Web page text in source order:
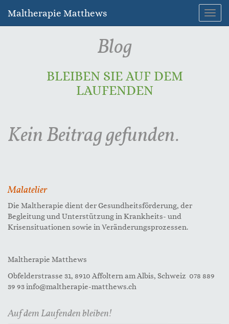
Maltherapie Matthews
Blog
BLEIBEN SIE AUF DEM
LAUFENDEN
Kein Beitrag gefunden.
Malatelier
Die Maltherapie dient der Gesundheitsförderung, der
Begleitung und Unterstützung in Krankheits- und
Krisensituationen sowie in Veränderungsprozessen.
Maltherapie Matthews
Obfelderstrasse 31, 8910 Affoltern am Albis, Schweiz 078 889
39 93 info@maltherapie-matthews.ch
Auf dem Laufenden bleiben!